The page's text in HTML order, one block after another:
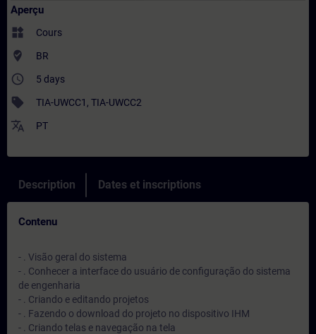
Aperçu
widgets Cours
where_to_vote BR
access_time 5 days
sell TIA-UWCC1, TIA-UWCC2
translate PT
Description Dates et inscriptions
Contenu
- . Visão geral do sistema
- . Conhecer a interface do usuário de configuração do sistema
de engenharia
- . Criando e editando projetos
- . Fazendo o download do projeto no dispositivo IHM
- . Criando telas e navegação na tela